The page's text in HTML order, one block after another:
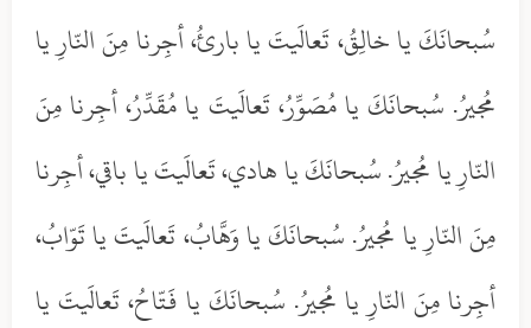
سُبحانَكَ يا خالِقُ، تَعالَيتَ يا بارئُ، أجِرنا مِنَ النّارِ يا
مُجيرُ. سُبحانَكَ يا مُصَوِّرُ، تَعالَيتَ يا مُقَدِّرُ، أجِرنا مِنَ
النّارِ يا مُجيرُ. سُبحانَكَ يا هادي، تَعالَيتَ يا باقي، أجِرنا
مِنَ النّارِ يا مُجيرُ. سُبحانَكَ يا وَهَّابُ، تَعالَيتَ يا تَوّابُ،
أجِرنا مِنَ النّارِ يا مُجيرُ. سُبحانَكَ يا فَتّاحُ، تَعالَيتَ يا